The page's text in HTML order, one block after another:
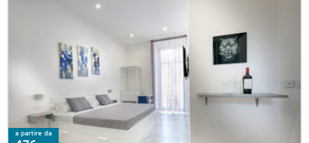
a partire da